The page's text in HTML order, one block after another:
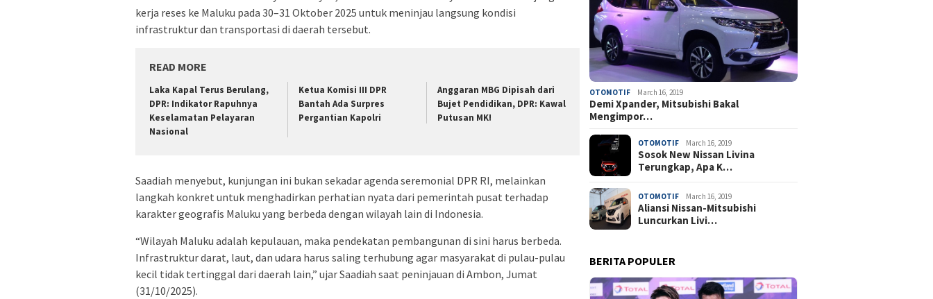
kerja reses ke Maluku pada 30–31 Oktober 2025 untuk meninjau langsung kondisi
infrastruktur dan transportasi di daerah tersebut.
READ MORE
Laka Kapal Terus Berulang,
DPR: Indikator Rapuhnya
Keselamatan Pelayaran
Nasional
Ketua Komisi III DPR
Bantah Ada Surpres
Pergantian Kapolri
Anggaran MBG Dipisah dari
Bujet Pendidikan, DPR: Kawal
Putusan MK!
Saadiah menyebut, kunjungan ini bukan sekadar agenda seremonial DPR RI, melainkan
langkah konkret untuk menghadirkan perhatian nyata dari pemerintah pusat terhadap
karakter geografis Maluku yang berbeda dengan wilayah lain di Indonesia.
“Wilayah Maluku adalah kepulauan, maka pendekatan pembangunan di sini harus berbeda.
Infrastruktur darat, laut, dan udara harus saling terhubung agar masyarakat di pulau-pulau
kecil tidak tertinggal dari daerah lain,” ujar Saadiah saat peninjauan di Ambon, Jumat
(31/10/2025).
OTOMOTIF March 16, 2019
Demi Xpander, Mitsubishi Bakal
Mengimpor…
OTOMOTIF March 16, 2019
Sosok New Nissan Livina
Terungkap, Apa K…
OTOMOTIF March 16, 2019
Aliansi Nissan-Mitsubishi
Luncurkan Livi…
BERITA POPULER